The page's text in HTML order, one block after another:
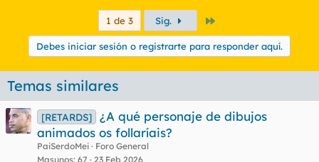
1 de 3 Sig.
Debes iniciar sesión o registrarte para responder aquí.
Temas similares
[RETARDS]
¿A qué personaje de dibujos
animados os follaríais?
PaiSerdoMei
Foro General
Masunos 67 23 Feb 2026